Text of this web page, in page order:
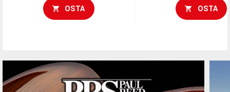
OSTA
laite voi analysoida ja
vahvistimien, kaappien ja
OSTA